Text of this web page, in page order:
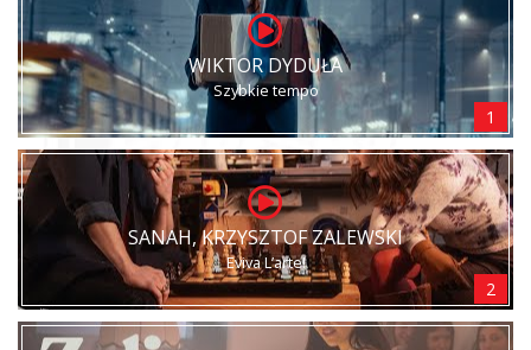
WIKTOR DYDUŁA
Szybkie tempo
1
SANAH, KRZYSZTOF ZALEWSKI
Eviva L’arte!
2